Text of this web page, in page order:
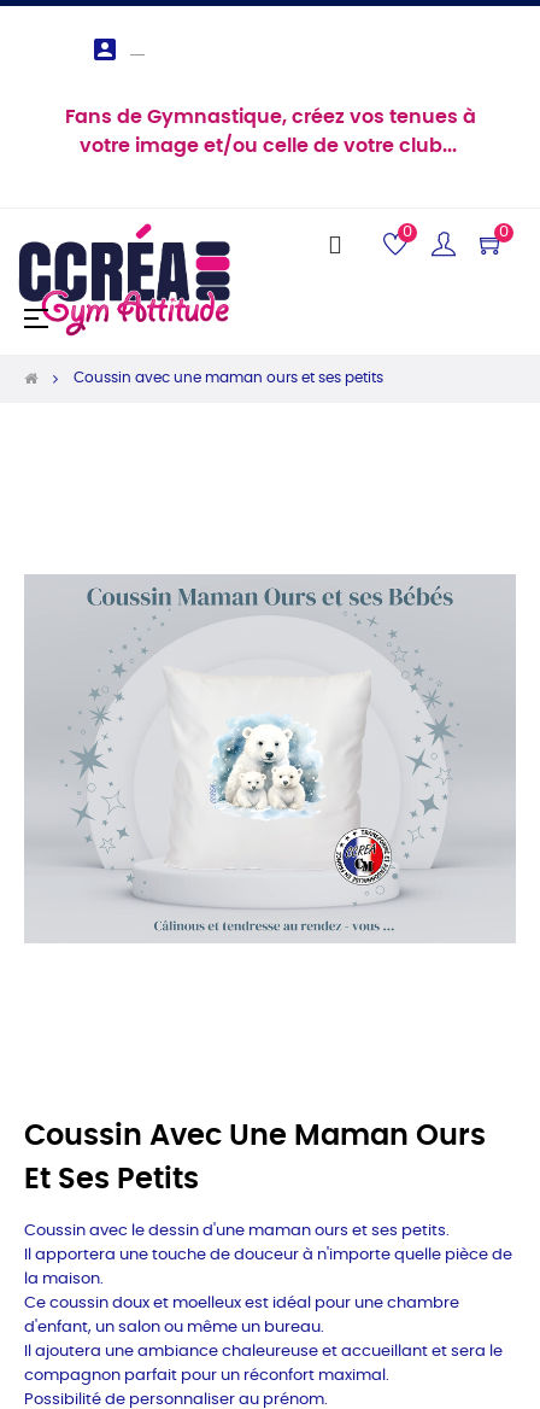

Fans de Gymnastique, créez vos tenues à
votre image et/ou celle de votre club...
0 0
Basculer
navigation
☰
Coussin avec une maman ours et ses petits
Coussin Avec Une Maman Ours
Et Ses Petits
Coussin avec le dessin d'une maman ours et ses petits.
Il apportera une touche de douceur à n'importe quelle pièce de
la maison.
Ce coussin doux et moelleux est idéal pour une chambre
d'enfant, un salon ou même un bureau.
Il ajoutera une ambiance chaleureuse et accueillant et sera le
compagnon parfait pour un réconfort maximal.
Possibilité de personnaliser au prénom.